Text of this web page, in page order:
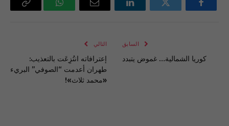
فيسبوك تويتر لينكدإن
البريد
واتساب Copy
السابق
كوريا الشمالية… غموض يتبدد
التالي
إعترافاته انتُزِعَت بالتعذيب:
طهران أعدمت “الصوفي” البريء
«محمد ثلاث»!